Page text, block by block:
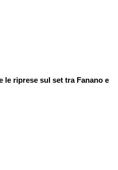
riprese sul set tra Fanano e